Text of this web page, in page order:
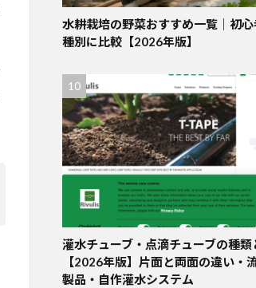
水耕栽培の野菜おすすめ一覧｜初
種別に比較【2026年版】
灌水チューブ・点滴チューブの種類
【2026年版】片面と両面の違い・
製品・自作灌水システム